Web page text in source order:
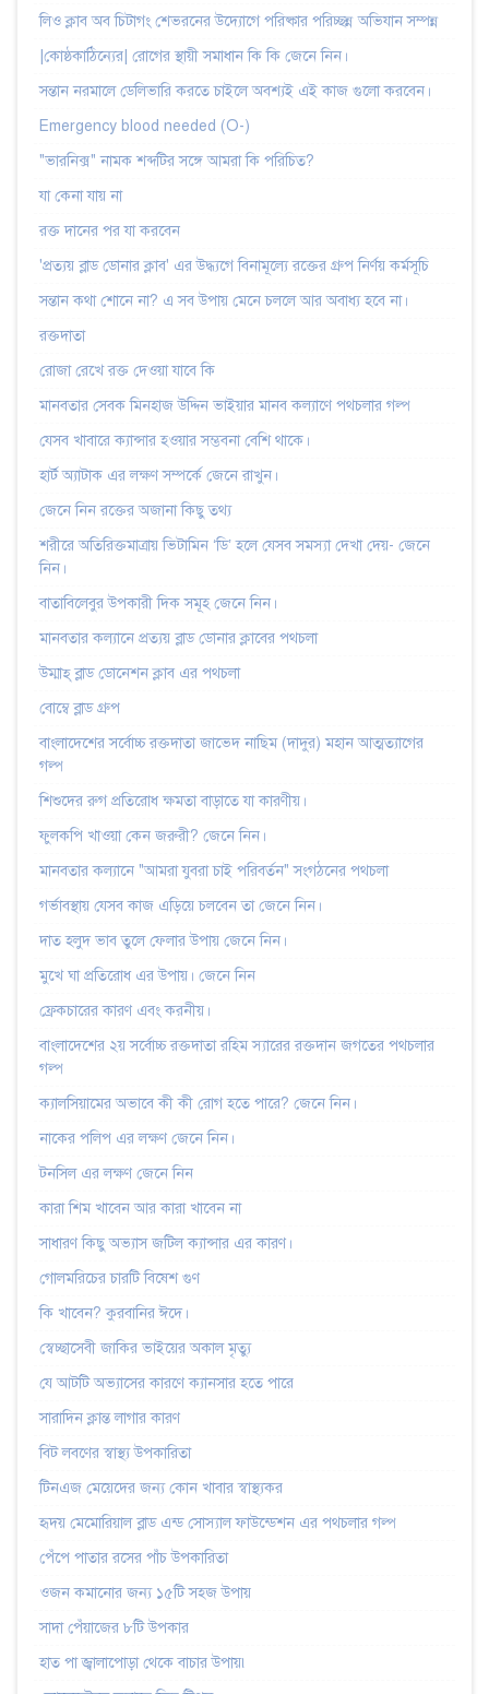
লিও ক্লাব অব চিটাগং শেভরনের উদ্যোগে পরিষ্কার পরিচ্ছন্ন অভিযান সম্পন্ন
|কোষ্ঠকাঠিন্যের| রোগের স্থায়ী সমাধান কি কি জেনে নিন।
সন্তান নরমালে ডেলিভারি করতে চাইলে অবশ্যই এই কাজ গুলো করবেন।
Emergency blood needed (O-)
"ভারনিক্স" নামক শব্দটির সঙ্গে আমরা কি পরিচিত?
যা কেনা যায় না
রক্ত দানের পর যা করবেন
'প্রত্যয় ব্লাড ডোনার ক্লাব' এর উদ্ধ্যগে বিনামূল্যে রক্তের গ্রুপ নির্ণয় কর্মসূচি
সন্তান কথা শোনে না? এ সব উপায় মেনে চললে আর অবাধ্য হবে না।
রক্তদাতা
রোজা রেখে রক্ত দেওয়া যাবে কি
মানবতার সেবক মিনহাজ উদ্দিন ভাইয়ার মানব কল্যাণে পথচলার গল্প
যেসব খাবারে ক্যান্সার হওয়ার সম্ভবনা বেশি থাকে।
হার্ট অ্যাটাক এর লক্ষণ সম্পর্কে জেনে রাখুন।
জেনে নিন রক্তের অজানা কিছু তথ্য
শরীরে অতিরিক্তমাত্রায় ভিটামিন ‘ডি’ হলে যেসব সমস্যা দেখা দেয়- জেনে
নিন।
বাতাবিলেবুর উপকারী দিক সমূহ জেনে নিন।
মানবতার কল্যানে প্রত্যয় ব্লাড ডোনার ক্লাবের পথচলা
উম্মাহ্‌ ব্লাড ডোনেশন ক্লাব এর পথচলা
বোম্বে ব্লাড গ্রুপ
বাংলাদেশের সর্বোচ্চ রক্তদাতা জাভেদ নাছিম (দাদুর) মহান আত্মত্যাগের
গল্প
শিশুদের রুগ প্রতিরোধ ক্ষমতা বাড়াতে যা কারণীয়।
ফুলকপি খাওয়া কেন জরুরী? জেনে নিন।
মানবতার কল্যানে "আমরা যুবরা চাই পরিবর্তন" সংগঠনের পথচলা
গর্ভাবস্থায় যেসব কাজ এড়িয়ে চলবেন তা জেনে নিন।
দাত হলুদ ভাব তুলে ফেলার উপায় জেনে নিন।
মুখে ঘা প্রতিরোধ এর উপায়। জেনে নিন
ফ্রেকচারের কারণ এবং করনীয়।
বাংলাদেশের ২য় সর্বোচ্চ রক্তদাতা রহিম স্যারের রক্তদান জগতের পথচলার
গল্প
ক্যালসিয়ামের অভাবে কী কী রোগ হতে পারে? জেনে নিন।
নাকের পলিপ এর লক্ষণ জেনে নিন।
টনসিল এর লক্ষণ জেনে নিন
কারা শিম খাবেন আর কারা খাবেন না
সাধারণ কিছু অভ্যাস জটিল ক্যান্সার এর কারণ।
গোলমরিচের চারটি বিষেশ গুণ
কি খাবেন? কুরবানির ঈদে।
স্বেচ্ছাসেবী জাকির ভাইয়ের অকাল মৃত্যু
যে আটটি অভ্যাসের কারণে ক্যানসার হতে পারে
সারাদিন ক্লান্ত লাগার কারণ
বিট লবণের স্বাস্থ্য উপকারিতা
টিনএজ মেয়েদের জন্য কোন খাবার স্বাস্থ্যকর
হৃদয় মেমোরিয়াল ব্লাড এন্ড সোস্যাল ফাউন্ডেশন এর পথচলার গল্প
পেঁপে পাতার রসের পাঁচ উপকারিতা
ওজন কমানোর জন্য ১৫টি সহজ উপায়
সাদা পেঁয়াজের ৮টি উপকার
হাত পা জ্বালাপোড়া থেকে বাচার উপায়৷